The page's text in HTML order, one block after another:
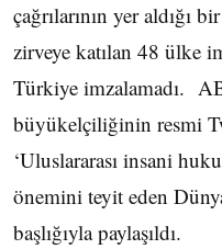
çağrılarının yer aldığı
zirveye katılan 48 ülke
Türkiye imzalamadı.
büyükelçiliğinin resmi
‘Uluslararası insani
önemini teyit eden
başlığıyla paylaşıldı.